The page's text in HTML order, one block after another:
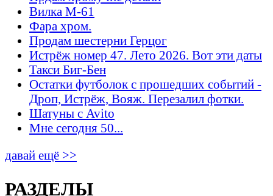
Вилка М-61
Фара хром.
Продам шестерни Герцог
Истрёж номер 47. Лето 2026. Вот эти даты
Такси Биг-Бен
Остатки футболок с прошедших событий -
Дроп, Истрёж, Вояж. Перезалил фотки.
Шатуны с Avito
Мне сегодня 50...
давай ещё >>
РАЗДЕЛЫ